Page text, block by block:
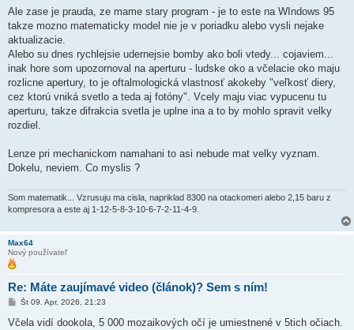
o
k
Ale zase je prauda, ze mame stary program - je to este na WIndows 95
takze mozno matematicky model nie je v poriadku alebo vysli nejake
aktualizacie.
Alebo su dnes rychlejsie udernejsie bomby ako boli vtedy... cojaviem...
inak hore som upozornoval na aperturu - ludske oko a včelacie oko maju
rozlicne apertury, to je oftalmologická vlastnosť akokeby "veľkosť diery,
cez ktorú vniká svetlo a teda aj fotóny". Vcely maju viac vypucenu tu
aperturu, takze difrakcia svetla je uplne ina a to by mohlo spravit velky
rozdiel.
Lenze pri mechanickom namahani to asi nebude mat velky vyznam.
Dokelu, neviem. Co myslis ?
Som matematik... Vzrusuju ma cisla, napriklad 8300 na otackomeri alebo 2,15 baru z
kompresora a este aj 1-12-5-8-3-10-6-7-2-11-4-9.
Max64
Nový používateľ
Re: Máte zaujímavé video (článok)? Sem s ním!
P
í
Št 09. Apr, 2026, 21:23
Včela vidí dookola, 5 000 mozaikových očí je umiestnené v 5tich očiach.